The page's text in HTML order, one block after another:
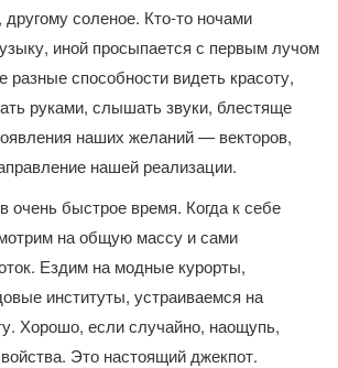
другому соленое. Кто-то ночами
иной просыпается с первым лучом
разные способности видеть красоту,
руками, слышать звуки, блестяще
наших желаний — векторов,
нашей реализации.
очень быстрое время. Когда к себе
на общую массу и сами
Ездим на модные курорты,
институты, устраиваемся на
Хорошо, если случайно, наощупь,
Это настоящий джекпот.